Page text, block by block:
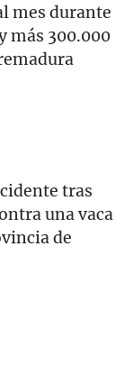
mes durante
más 300.000
tras
una vaca
de